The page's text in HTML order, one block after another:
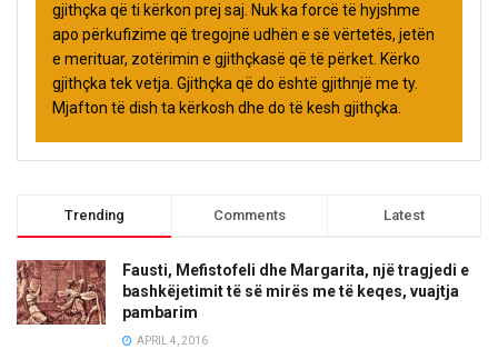
gjithçka që ti kërkon prej saj. Nuk ka forcë të hyjshme
apo përkufizime që tregojnë udhën e së vërtetës, jetën
e merituar, zotërimin e gjithçkasë që të përket. Kërko
gjithçka tek vetja. Gjithçka që do është gjithnjë me ty.
Mjafton të dish ta kërkosh dhe do të kesh gjithçka.
Trending Comments Latest
Fausti, Mefistofeli dhe Margarita, një tragjedi e
bashkëjetimit të së mirës me të keqes, vuajtja
pambarim
APRIL 4, 2016